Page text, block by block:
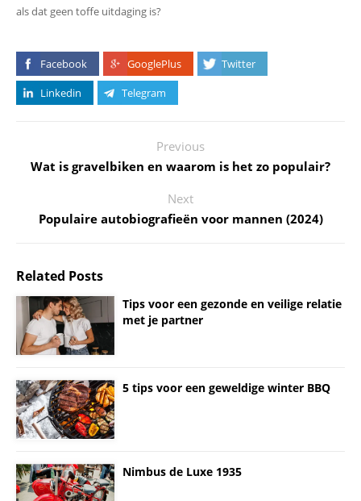
als dat geen toffe uitdaging is?
Facebook GooglePlus
Twitter
Linkedin
Telegram
Previous
Wat is gravelbiken en waarom is het zo populair?
Next
Populaire autobiografieën voor mannen (2024)
Related Posts
Tips voor een gezonde en veilige relatie
met je partner
5 tips voor een geweldige winter BBQ
Nimbus de Luxe 1935